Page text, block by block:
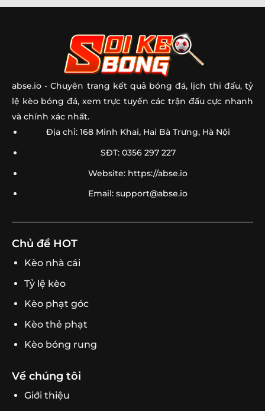
abse.io - Chuyên trang kết quả bóng đá, lịch thi đấu, tỷ
lệ kèo bóng đá, xem trực tuyến các trận đấu cực nhanh
và chính xác nhất.
Địa chỉ: 168 Minh Khai, Hai Bà Trưng, Hà Nội
SĐT: 0356 297 227
Website: https://abse.io
Email:support@abse.io
Chủ đề HOT
Kèo nhà cái
Tỷ lệ kèo
Kèo phạt góc
Kèo thẻ phạt
Kèo bóng rung
Về chúng tôi
Giới thiệu